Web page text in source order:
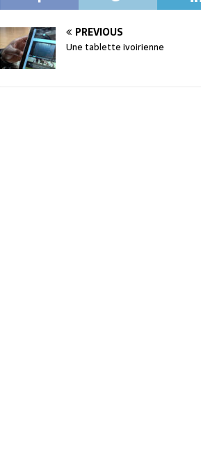
PREVIOUS
Une tablette ivoirienne